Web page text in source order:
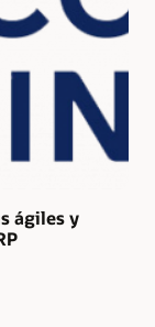
ágiles y